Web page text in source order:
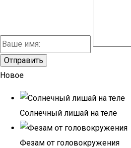
Новое
Солнечный лишай на теле
Фезам от головокружения